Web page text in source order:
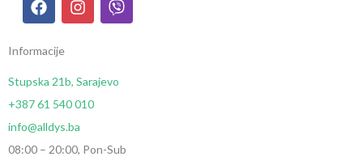
Informacije
Stupska 21b, Sarajevo
+387 61 540 010
info@alldys.ba
08:00 – 20:00, Pon-Sub